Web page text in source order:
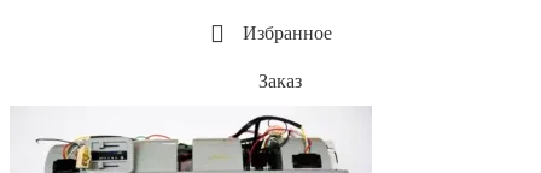
Избранное
Заказ